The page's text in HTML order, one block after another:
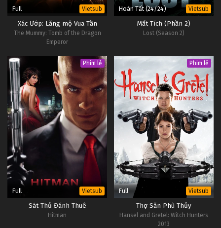
Full Vietsub
Xác Ướp: Lăng mộ Vua Tần
The Mummy: Tomb of the Dragon
Emperor
Hoàn Tất (24/24) Vietsub
Mất Tích (Phần 2)
Lost (Season 2)
Phim lẻ
Full Vietsub
Sát Thủ Đánh Thuê
Hitman
Phim lẻ
Full Vietsub
Thợ Săn Phù Thủy
Hansel and Gretel: Witch Hunters
2013